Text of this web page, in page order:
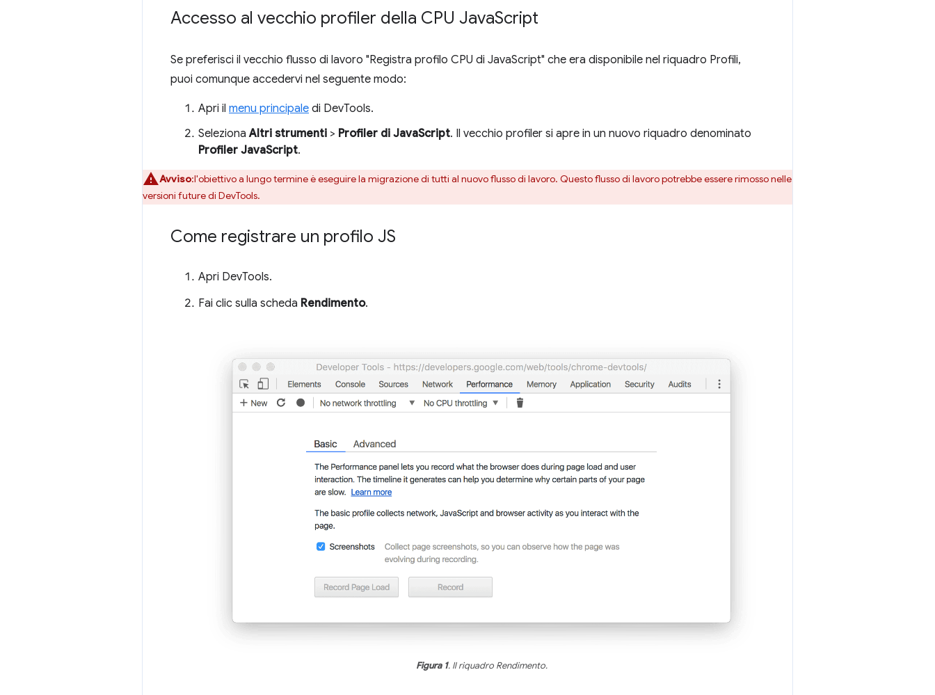
Accesso al vecchio profiler della CPU JavaScript
Se preferisci il vecchio flusso di lavoro "Registra profilo CPU di JavaScript" che era disponibile nel riquadro Profili,
puoi comunque accedervi nel seguente modo:
Apri il menu principale di DevTools.
SelezionaAltri strumenti > Profiler di JavaScript. Il vecchio profiler si apre in un nuovo riquadro denominato
Profiler JavaScript.
Avviso:l'obiettivo a lungo termine è eseguire la migrazione di tutti al nuovo flusso di lavoro. Questo flusso di lavoro potrebbe essere rimosso nelle
versioni future di DevTools.
Come registrare un profilo JS
Apri DevTools.
Fai clic sulla scheda Rendimento.
Figura 1. Il riquadro Rendimento.